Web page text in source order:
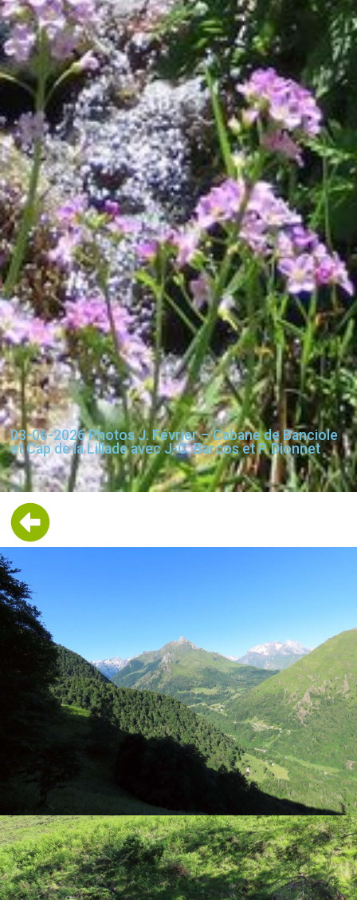
03-06-2026 Photos J. Février – Cabane de Banciole
et Cap de la Lillade avec J-C. Barcos et P. Dionnet